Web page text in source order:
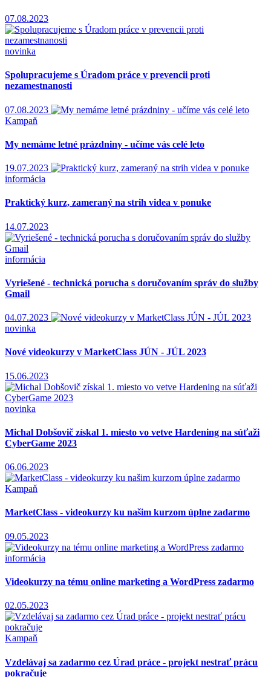
07.08.2023
novinka
Spolupracujeme s Úradom práce v prevencii proti
nezamestnanosti
07.08.2023
Kampaň
My nemáme letné prázdniny - učíme vás celé leto
19.07.2023
informácia
Praktický kurz, zameraný na strih videa v ponuke
14.07.2023
informácia
Vyriešené - technická porucha s doručovaním správ do služby
Gmail
04.07.2023
novinka
Nové videokurzy v MarketClass JÚN - JÚL 2023
15.06.2023
novinka
Michal Dobšovič získal 1. miesto vo vetve Hardening na súťaži
CyberGame 2023
06.06.2023
Kampaň
MarketClass - videokurzy ku našim kurzom úplne zadarmo
09.05.2023
informácia
Videokurzy na tému online marketing a WordPress zadarmo
02.05.2023
Kampaň
Vzdelávaj sa zadarmo cez Úrad práce - projekt nestrať prácu
pokračuje